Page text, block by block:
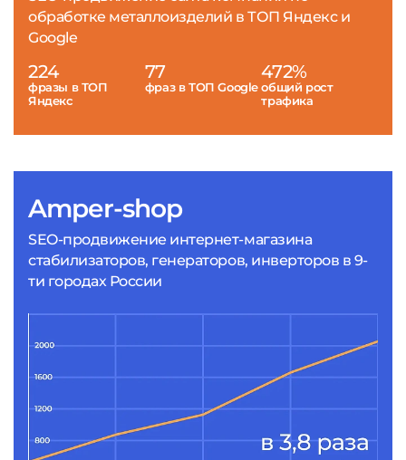
Amper-shop
SEO-продвижение интернет-магазина
стабилизаторов, генераторов, инверторов в 9-
ти городах России
обработке металлоизделий в ТОП Яндекс и
Google
224
фразы в ТОП
Яндекс
77
фраз в ТОП Google
472%
общий рост
трафика